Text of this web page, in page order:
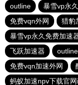
outline
暴雪vp永
免费vqn外网
猎豹
暴雪vp永久免费加速
飞跃加速器
outline
免费vqn加速外网
蚂蚁加速npv下载官